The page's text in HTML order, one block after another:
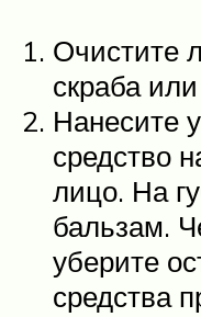
Очистите
скраба
Нанесите
средство
лицо. На
бальзам.
уберите
средства